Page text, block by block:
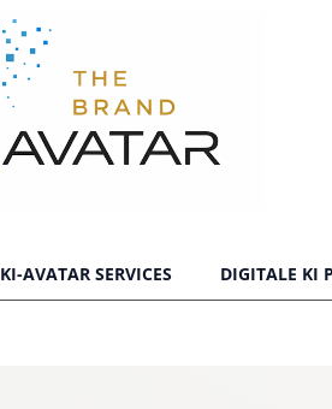
KI-AVATAR SERVICES DIGITALE KI